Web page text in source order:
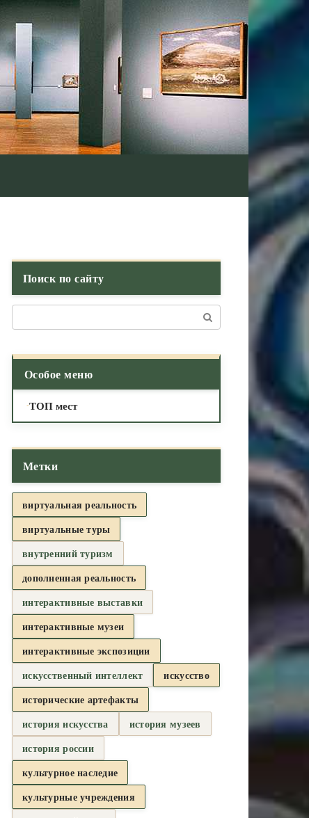
Поиск по сайту
Особое меню
ТОП мест
Метки
виртуальная реальность
виртуальные туры
внутренний туризм
дополненная реальность
интерактивные выставки
интерактивные музеи
интерактивные экспозиции
искусственный интеллект
искусство
исторические артефакты
история искусства
история музеев
история россии
культурное наследие
культурные учреждения